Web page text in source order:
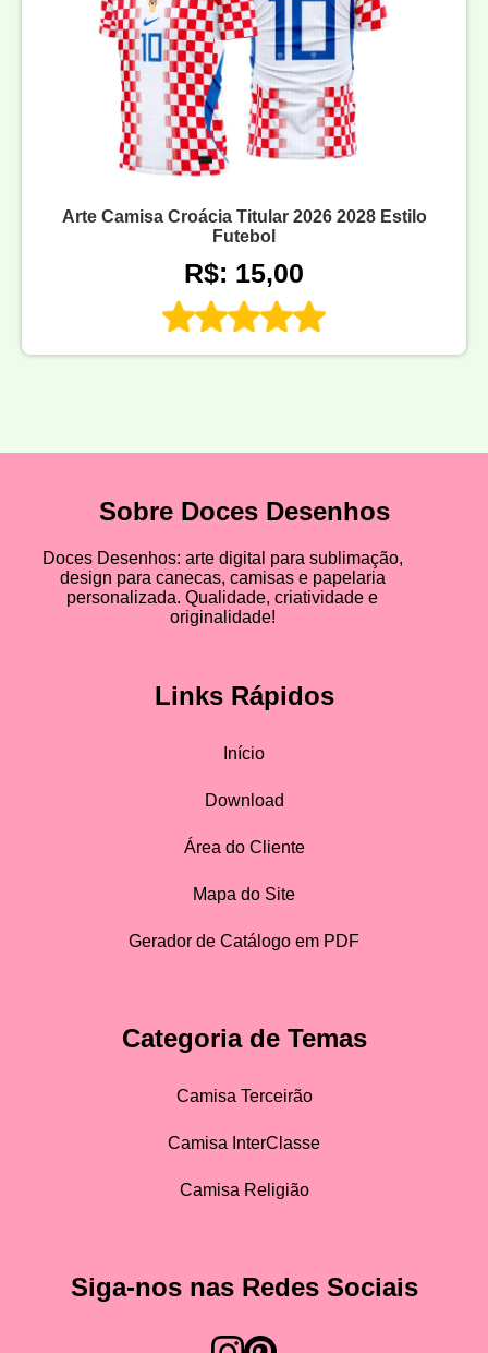
Arte Camisa Croácia Titular 2026 2028 Estilo
Futebol
R$: 15,00
Sobre Doces Desenhos
Doces Desenhos: arte digital para sublimação,
design para canecas, camisas e papelaria
personalizada. Qualidade, criatividade e
originalidade!
Links Rápidos
Início
Download
Área do Cliente
Mapa do Site
Gerador de Catálogo em PDF
Categoria de Temas
Camisa Terceirão
Camisa InterClasse
Camisa Religião
Siga-nos nas Redes Sociais